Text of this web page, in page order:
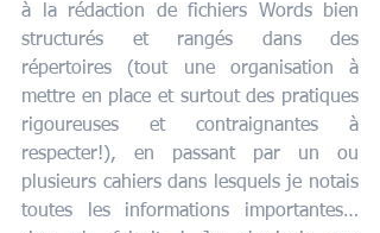
à la rédaction de fichiers Words bien
structurés et rangés dans des
répertoires (tout une organisation à
mettre en place et surtout des pratiques
rigoureuses et contraignantes à
respecter!), en passant par un ou
plusieurs cahiers dans lesquels je notais
toutes les informations importantes…